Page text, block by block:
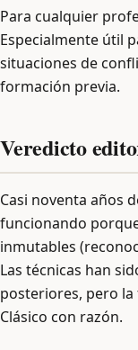
Para cualquier
Especialmente útil
situaciones de
formación previa.
Veredicto
Casi noventa años
funcionando
inmutables
Las técnicas han
posteriores, pero
Clásico con razón.